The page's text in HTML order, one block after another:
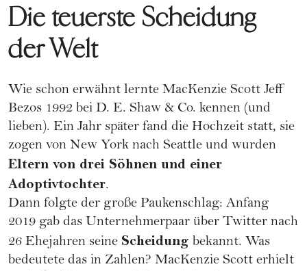
Die teuerste Scheidung
der Welt
Wie schon erwähnt lernte MacKenzie Scott Jeff
Bezos 1992 bei D. E. Shaw & Co. kennen (und
lieben). Ein Jahr später fand die Hochzeit statt, sie
zogen von New York nach Seattle und wurden
Eltern von drei Söhnen und einer
Adoptivtochter.
Dann folgte der große Paukenschlag: Anfang
2019 gab das Unternehmerpaar über Twitter nach
26 Ehejahren seine Scheidung bekannt. Was
bedeutete das in Zahlen? MacKenzie Scott erhielt